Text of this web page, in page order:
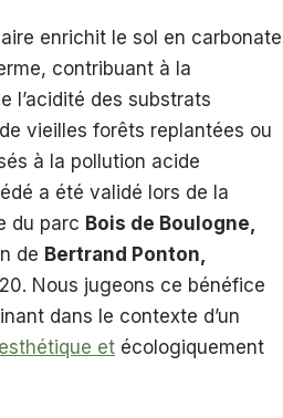
enrichit le sol en carbonate
contribuant à la
l’acidité des substrats
vieilles forêts replantées ou
à la pollution acide
a été validé lors de la
du parc Bois de Boulogne,
de Bertrand Ponton,
Nous jugeons ce bénéfice
dans le contexte d’un
esthétique et écologiquement